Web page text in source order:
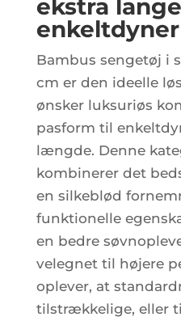
ekstra lange
enkeltdyner
Bambus sengetøj i
cm er den ideelle
ønsker luksuriøs
pasform til
længde. Denne
kombinerer det
en silkeblød
funktionelle
en bedre
velegnet til højere
oplever, at
tilstrækkelige, eller